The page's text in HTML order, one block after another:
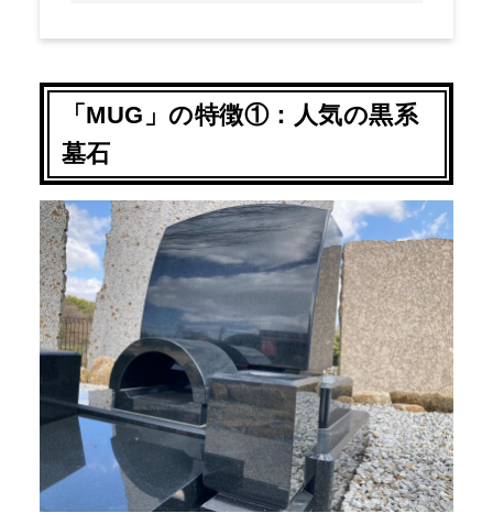
「 MUG 」の特徴①：人気の黒系
墓石